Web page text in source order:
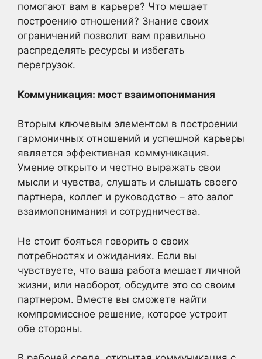
помогают вам в карьере? Что мешает
построению отношений? Знание своих
ограничений позволит вам правильно
распределять ресурсы и избегать
перегрузок.
Коммуникация: мост взаимопонимания
Вторым ключевым элементом в построении
гармоничных отношений и успешной карьеры
является эффективная коммуникация.
Умение открыто и честно выражать свои
мысли и чувства, слушать и слышать своего
партнера, коллег и руководство – это залог
взаимопонимания и сотрудничества.
Не стоит бояться говорить о своих
потребностях и ожиданиях. Если вы
чувствуете, что ваша работа мешает личной
жизни, или наоборот, обсудите это со своим
партнером. Вместе вы сможете найти
компромиссное решение, которое устроит
обе стороны.